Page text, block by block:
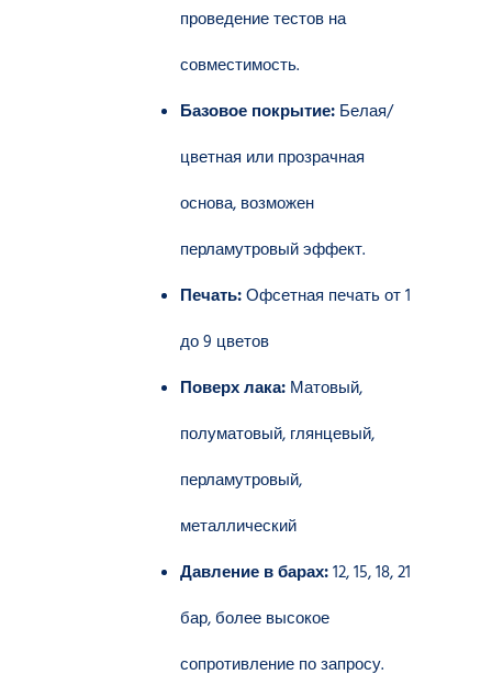
проведение тестов на
совместимость.
Базовое покрытие: Белая/
цветная или прозрачная
основа, возможен
перламутровый эффект.
Печать:Офсетная печать от 1
до 9 цветов
Поверх лака: Матовый,
полуматовый, глянцевый,
перламутровый,
металлический
Давление в барах:12, 15, 18, 21
бар, более высокое
сопротивление по запросу.